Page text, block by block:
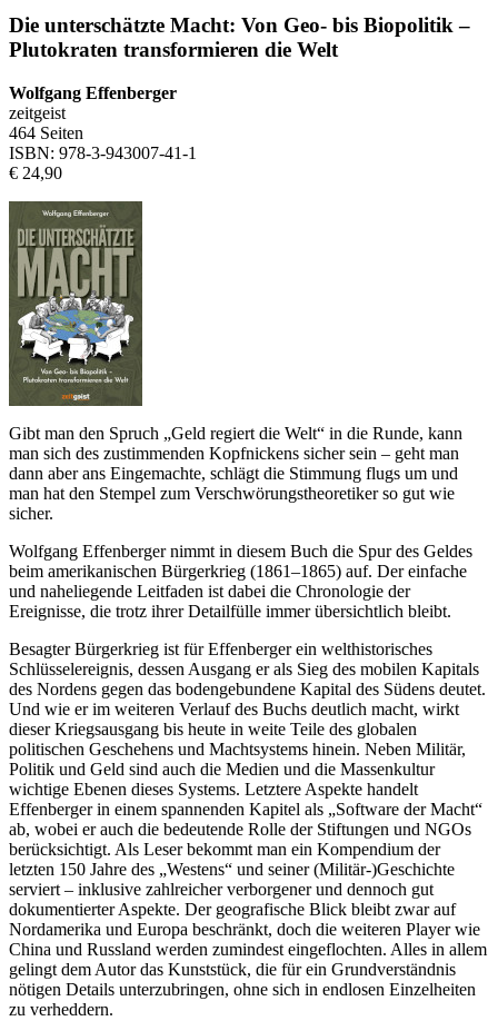
Die unterschätzte Macht: Von Geo- bis Biopolitik –
Plutokraten transformieren die Welt
Wolfgang Effenberger
zeitgeist
464 Seiten
ISBN: 978-3-943007-41-1
€ 24,90
Gibt man den Spruch „Geld regiert die Welt“ in die Runde, kann
man sich des zustimmenden Kopfnickens sicher sein – geht man
dann aber ans Eingemachte, schlägt die Stimmung flugs um und
man hat den Stempel zum Verschwörungstheoretiker so gut wie
sicher.
Wolfgang Effenberger nimmt in diesem Buch die Spur des Geldes
beim amerikanischen Bürgerkrieg (1861–1865) auf. Der einfache
und naheliegende Leitfaden ist dabei die Chronologie der
Ereignisse, die trotz ihrer Detailfülle immer übersichtlich bleibt.
Besagter Bürgerkrieg ist für Effenberger ein welthistorisches
Schlüssel­ereignis, dessen Ausgang er als Sieg des mobilen Kapitals
des Nordens gegen das bodengebundene Kapital des Südens deutet.
Und wie er im weiteren Verlauf des Buchs deutlich macht, wirkt
dieser Kriegsausgang bis heute in weite Teile des globalen
politischen Geschehens und Machtsystems hinein. Neben Militär,
Politik und Geld sind auch die Medien und die Massenkultur
wichtige Ebenen dieses Systems. Letztere Aspekte handelt
Effenberger in einem spannenden Kapitel als „Software der Macht“
ab, wobei er auch die bedeutende Rolle der Stiftungen und NGOs
berücksichtigt. Als Leser bekommt man ein Kompendium der
letzten 150 Jahre des „Westens“ und seiner (Militär-)Geschichte
serviert – inklusive zahlreicher verborgener und dennoch gut
dokumentierter Aspekte. Der geografische Blick bleibt zwar auf
Nordamerika und Europa beschränkt, doch die weiteren Player wie
China und Russland werden zumindest eingeflochten. Alles in allem
gelingt dem Autor das Kunststück, die für ein Grundverständnis
nötigen Details unterzubringen, ohne sich in endlosen Einzelheiten
zu verheddern.